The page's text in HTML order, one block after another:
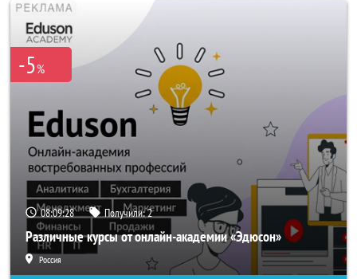
-5%
08:09:26 Получили:2
Различные курсы от онлайн-академии «Эдюсон»
Россия